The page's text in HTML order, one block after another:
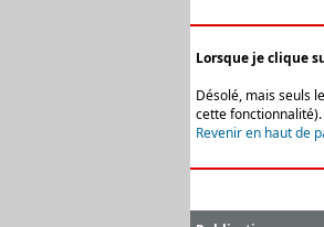
Lorsque je clique
Désolé, mais seuls
cette
Revenir en haut de